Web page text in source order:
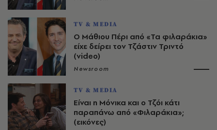
TV & MEDIA
Ο Μάθιου Πέρι από «Τα φιλαράκια»
είχε δείρει τον Τζάστιν Τριντό
(video)
Newsroom
TV & MEDIA
Είναι η Μόνικα και ο Τζόι κάτι
παραπάνω από «Φιλαράκια»;
(εικόνες)